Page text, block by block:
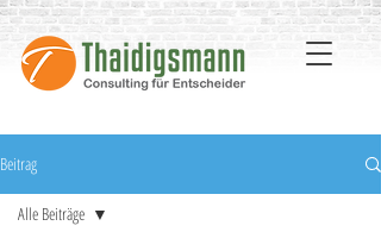
Beitrag
Alle Beiträge